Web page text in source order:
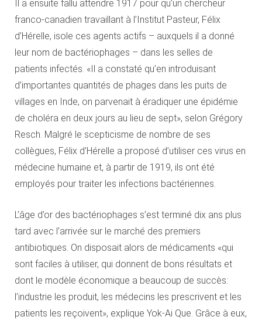
Il a ensuite fallu attendre 1917 pour qu’un chercheur
franco-canadien travaillant à l’Institut Pasteur, Félix
d’Hérelle, isole ces agents actifs – auxquels il a donné
leur nom de bactériophages – dans les selles de
patients infectés. «Il a constaté qu’en introduisant
d’importantes quantités de phages dans les puits de
villages en Inde, on parvenait à éradiquer une épidémie
de choléra en deux jours au lieu de sept», selon Grégory
Resch. Malgré le scepticisme de nombre de ses
collègues, Félix d’Hérelle a proposé d’utiliser ces virus en
médecine humaine et, à partir de 1919, ils ont été
employés pour traiter les infections bactériennes.
L’âge d’or des bactériophages s’est terminé dix ans plus
tard avec l’arrivée sur le marché des premiers
antibiotiques. On disposait alors de médicaments «qui
sont faciles à utiliser, qui donnent de bons résultats et
dont le modèle économique a beaucoup de succès:
l’industrie les produit, les médecins les prescrivent et les
patients les reçoivent», explique Yok-Ai Que. Grâce à eux,